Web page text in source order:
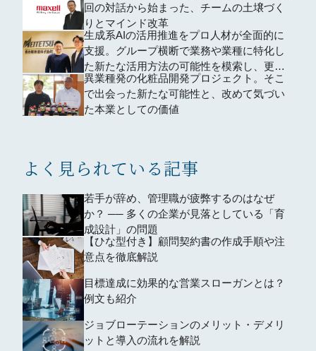
回の対話から始まった、チームの土壌づく
りとマインド改革
生成系AIの活用推進をプロ人材が全面的に
支援。グループ横断で業務や業種に特化し
た新たな活用方法の可能性を模索し、更な
る業務効率化を目指した。
異業種発の化粧品開発プロジェクト。そこ
で出会った新たな可能性と、改めて気づい
た本業としての価値
よく見られている記事
若手が辞め、管理職が疲弊するのはなぜ
か？ ── 多くの企業が見落としている「育
成設計」の問題
【ひな型付き】顧問契約書の作成手順や注
意点を徹底解説
目標達成に効果的な営業スローガンとは？
例文も紹介
ジョブローテーションのメリット・デメリ
ットと導入の流れを解説